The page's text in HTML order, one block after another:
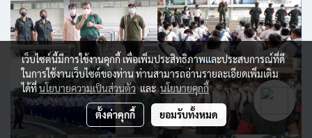
เว็บไซต์นี้มีการใช้งานคุกกี้ เพื่อเพิ่มประสิทธิภาพและประสบการณ์ที่ดี
ในการใช้งานเว็บไซต์ของท่าน ท่านสามารถอ่านรายละเอียดเพิ่มเติม
ได้ที่นโยบายความเป็นส่วนตัวและนโยบายคุกกี้
ตั้งค่าคุกกี้ ยอมรับทั้งหมด